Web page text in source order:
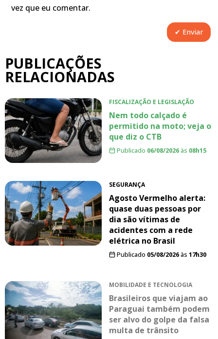
vez que eu comentar.
PUBLICAÇÕES
RELACIONADAS
FISCALIZAÇÃO E LEGISLAÇÃO
Nem todo calçado é
permitido na moto; veja o
que diz o CTB
Publicado 06/08/2026às 08h15
SEGURANÇA
Agosto Vermelho alerta:
quase duas pessoas por
dia são vítimas de
acidentes com a rede
elétrica no Brasil
Publicado 05/08/2026às 17h30
MOBILIDADE E TECNOLOGIA
Brasileiros que viajam ao
Paraguai também podem
ser alvo do golpe da falsa
multa de trânsito